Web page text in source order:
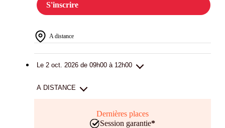
S'inscrire
A distance
Le 2 oct. 2026 de 09h00 à 12h00
A DISTANCE
Dernières places
Session garantie*